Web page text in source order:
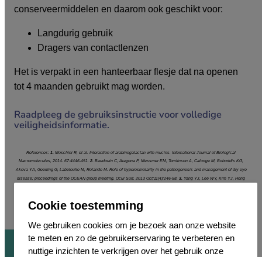
conserveermiddelen en daarom ook geschikt voor:
Langdurig gebruik
Dragers van contactlenzen
Het is verpakt in een hanteerbaar flesje dat na openen
tot 4 maanden gebruikt mag worden.
Raadpleeg de gebruiksinstructie voor volledige
veiligheidsinformatie.
References: 1. Moschini R, et al. Interaction of arabinogalactan with mucins. International Journal of Biological
Macromolecules, 2014. 67:4446-451. 2. Baudouin C, Aragona P, Messmer EM, Tomlinson A, Calonge M, Boboridis KG,
Akova YA, Geerling G, Labetoulle M, Rolando M. Role of hyperosmolarity in the pathogenesis and management of dry eye
disease: proceedings of the OCEAN group meeting. Ocul Surf. 2013 Oct;11(4):246-58. 3. Yang YJ, Lee WY, Kim YJ, Hong
Cookie toestemming
We gebruiken cookies om je bezoek aan onze website
te meten en zo de gebruikerservaring te verbeteren en
nuttige inzichten te verkrijgen over het gebruik onze